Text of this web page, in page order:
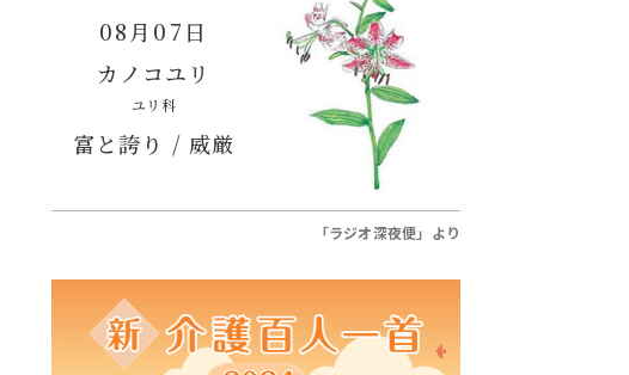
08月07日
カノコユリ
ユリ科
富と誇り / 威厳
「ラジオ深夜便」より